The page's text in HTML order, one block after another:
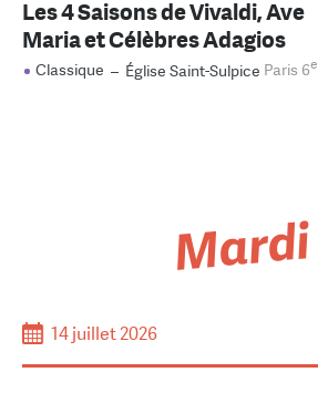
Les 4 Saisons de Vivaldi, Ave
Maria et Célèbres Adagios
Classique – Église Saint-Sulpice Paris 6e
Mardi
14 juillet 2026